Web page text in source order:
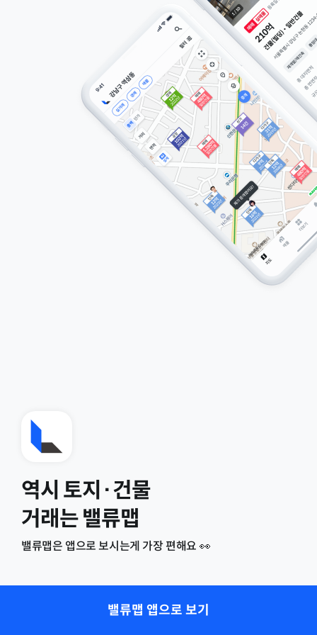
역시 토지·건물
거래는 밸류맵
밸류맵은 앱으로 보시는게 가장 편해요 👀
밸류맵 앱으로 보기